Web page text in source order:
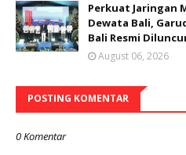
Perkuat Jaringan
Dewata Bali,
Bali Resmi
August 06, 2026
POSTING KOMENTAR
0 Komentar